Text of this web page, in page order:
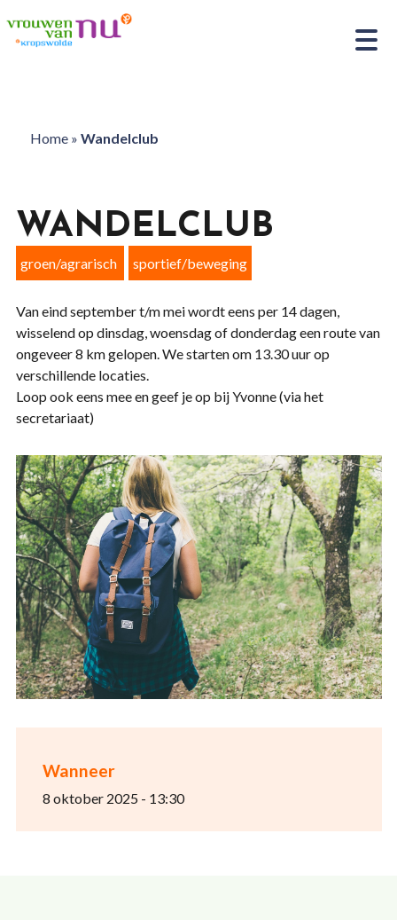
Home» Wandelclub
Wanneer
8 oktober 2025 - 13:30
WANDELCLUB
groen/agrarisch sportief/beweging
Van eind september t/m mei wordt eens per 14 dagen,
wisselend op dinsdag, woensdag of donderdag een route van
ongeveer 8 km gelopen. We starten om 13.30 uur op
verschillende locaties.
Loop ook eens mee en geef je op bij Yvonne (via het
secretariaat)